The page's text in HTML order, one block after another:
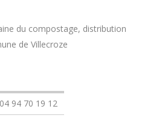
du compostage, distribution
de Villecroze
04 94 70 19 12